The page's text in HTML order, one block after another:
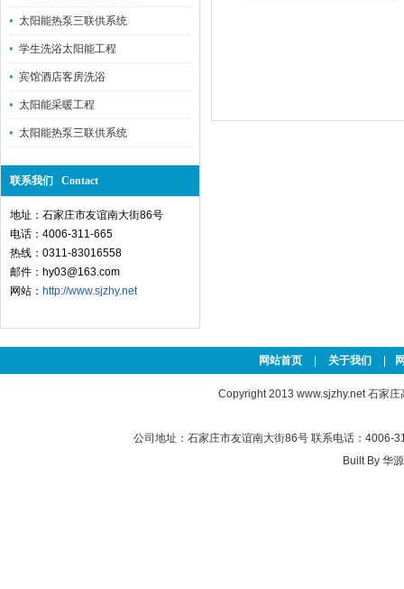
太阳能热泵三联供系统
学生洗浴太阳能工程
宾馆酒店客房洗浴
太阳能采暖工程
太阳能热泵三联供系统
联系我们 Contact
地址：石家庄市友谊南大街86号
电话：4006-311-665
热线：0311-83016558
邮件：hy03@163.com
网站： http://www.sjzhy.net
网站首页 关于我们
Copyright 2013 www.sjzhy.net石家庄
公司地址：石家庄市友谊南大街86号 联系电话：4006-
Built By 华